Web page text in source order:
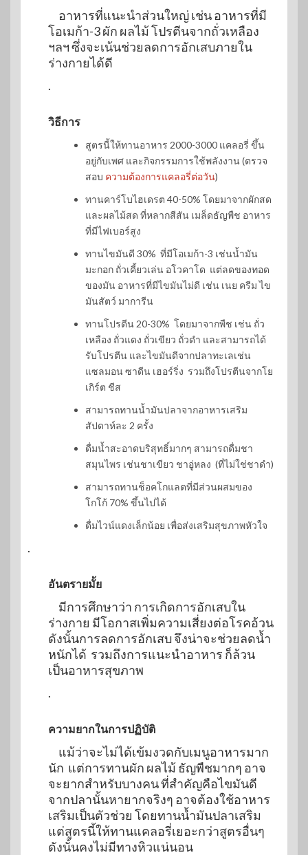
อาหารที่แนะนำส่วนใหญ่ เช่น อาหารที่มี
โอเมก้า-3 ผัก ผลไม้ โปรตีนจากถั่วเหลือง
ฯลฯ ซึ่งจะเน้นช่วยลดการอักเสบภายใน
ร่างกายได้ดี
.
วิธีการ
สูตรนี้ให้ทานอาหาร 2000-3000 แคลอรี่ ขึ้น
อยู่กับเพศ และกิจกรรมการใช้พลังงาน (ตรวจ
สอบ ความต้องการแคลอรี่ต่อวัน)
ทานคาร์โบไฮเดรต 40-50% โดยมาจากผักสด
และผลไม้สด ที่หลากสีสัน เมล็ดธัญพืช อาหาร
ที่มีไฟเบอร์สูง
ทานไขมันดี 30% ที่มีโอเมก้า-3 เช่นน้ำมัน
มะกอก ถั่วเคี้ยวเล่น อโวคาโด แต่ลดของทอด
ของมัน อาหารที่มีไขมันไม่ดี เช่น เนย ครีม ไข
มันสัตว์ มาการีน
ทานโปรตีน 20-30% โดยมาจากพืช เช่น ถั่ว
เหลือง ถั่วแดง ถั่วเขียว ถั่วดำ และสามารถได้
รับโปรตีน และไขมันดีจากปลาทะเลเช่น
แซลมอน ซาดีน เฮอร์ริ่ง รวมถึงโปรตีนจากโย
เกิร์ต ชีส
สามารถทานน้ำมันปลาจากอาหารเสริม
สัปดาห์ละ 2 ครั้ง
ดื่มน้ำสะอาดบริสุทธิ์มากๆ สามารถดื่มชา
สมุนไพร เช่นชาเขียว ชาอู่หลง (ที่ไม่ใช่ชาดำ)
สามารถทานช็อคโกแลตที่มีส่วนผสมของ
โกโก้ 70% ขึ้นไปได้
ดื่มไวน์แดงเล็กน้อย เพื่อส่งเสริมสุขภาพหัวใจ
.
อันตรายมั้ย
มีการศึกษาว่า การเกิดการอักเสบใน
ร่างกาย มีโอกาสเพิ่มความเสี่ยงต่อโรคอ้วน
ดังนั้นการลดการอักเสบ จึงน่าจะช่วยลดน้ำ
หนักได้ รวมถึงการแนะนำอาหาร ก็ล้วน
เป็นอาหารสุขภาพ
.
ความยากในการปฏิบัติ
แม้ว่าจะไม่ได้เข้มงวดกับเมนูอาหารมาก
นัก แต่การทานผัก ผลไม้ ธัญพืชมากๆ อาจ
จะยากสำหรับบางคน ที่สำคัญคือไขมันดี
จากปลานั้นหายากจริงๆ อาจต้องใช้อาหาร
เสริมเป็นตัวช่วย โดยทานน้ำมันปลาเสริม
แต่สูตรนี้ให้ทานแคลอรี่เยอะกว่าสูตรอื่นๆ
ดังนั้นคงไม่มีทางหิวแน่นอน